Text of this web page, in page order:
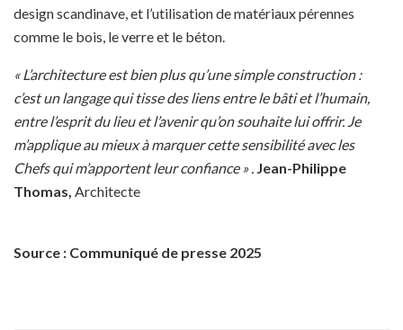
design scandinave, et l’utilisation de matériaux pérennes
comme le bois, le verre et le béton.
« L’architecture est bien plus qu’une simple construction :
c’est un langage qui tisse des liens entre le bâti et l’humain,
entre l’esprit du lieu et l’avenir qu’on souhaite lui offrir. Je
m’applique au mieux à marquer cette sensibilité avec les
Chefs qui m’apportent leur confiance » . Jean-Philippe
Thomas, Architecte
Source : Communiqué de presse 2025